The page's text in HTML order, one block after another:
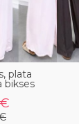
plata
bikses